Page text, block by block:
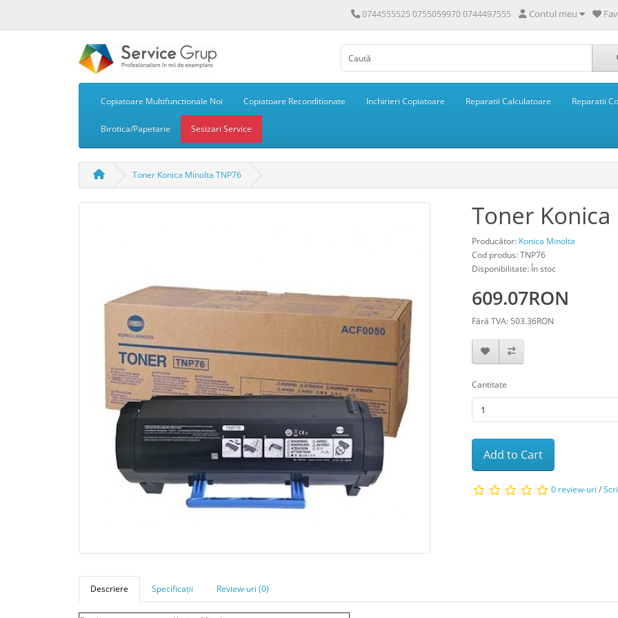
0744555525 0755059970 0744497555 Contul meu
Copiatoare Multifunctionale Noi Copiatoare Reconditionate Inchirieri Copiatoare Reparatii Calculatoare Reparatii
Birotica/Papetarie Sesizari Service
Toner Konica Minolta TNP76
Toner
Producător: Konica Minolta
Cod produs: TNP76
Disponibilitate: În stoc
609.07RON
Fără TVA: 503.36RON
Cantitate
Add to Cart
0 review-uri /
Descriere Specificații Review-uri (0)